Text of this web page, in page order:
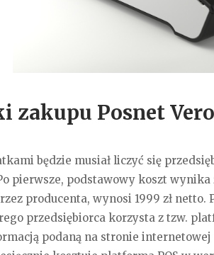
zakupu Posnet Vero
będzie musiał liczyć się
pierwsze, podstawowy koszt
producenta, wynosi 1999 zł
przedsiębiorca korzysta z tzw.
podaną na stronie